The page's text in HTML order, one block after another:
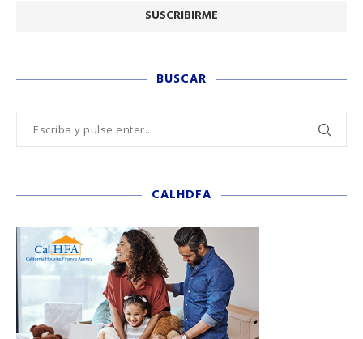
BUSCAR
CALHDFA